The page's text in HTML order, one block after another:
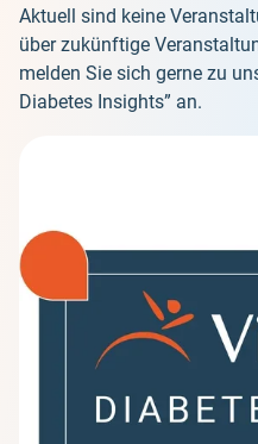
Aktuell sind keine
über zukünftige
melden Sie sich gerne zu
Diabetes Insights” an.